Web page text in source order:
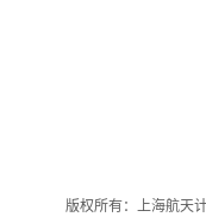
版权所有：上海航天